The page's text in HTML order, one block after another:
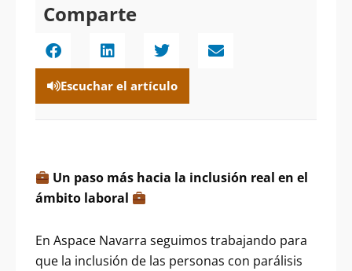
Comparte
Escuchar el artículo
Un paso más hacia la inclusión real en el
ámbito laboral
En Aspace Navarra seguimos trabajando para
que la inclusión de las personas con parálisis